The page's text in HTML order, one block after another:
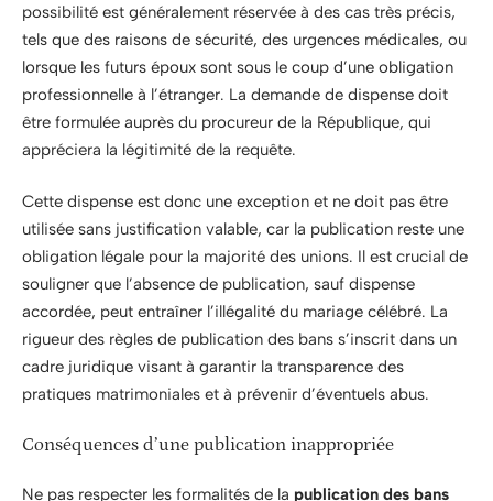
possibilité est généralement réservée à des cas très précis,
tels que des raisons de sécurité, des urgences médicales, ou
lorsque les futurs époux sont sous le coup d’une obligation
professionnelle à l’étranger. La demande de dispense doit
être formulée auprès du procureur de la République, qui
appréciera la légitimité de la requête.
Cette dispense est donc une exception et ne doit pas être
utilisée sans justification valable, car la publication reste une
obligation légale pour la majorité des unions. Il est crucial de
souligner que l’absence de publication, sauf dispense
accordée, peut entraîner l’illégalité du mariage célébré. La
rigueur des règles de publication des bans s’inscrit dans un
cadre juridique visant à garantir la transparence des
pratiques matrimoniales et à prévenir d’éventuels abus.
Conséquences d’une publication inappropriée
Ne pas respecter les formalités de la publication des bans